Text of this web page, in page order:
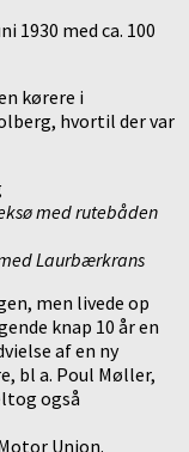
1930 med ca. 100
kørere i
hvortil der var
med rutebåden
Laurbærkrans
men livede op
knap 10 år en
af en ny
bl a. Poul Møller,
også
Union.